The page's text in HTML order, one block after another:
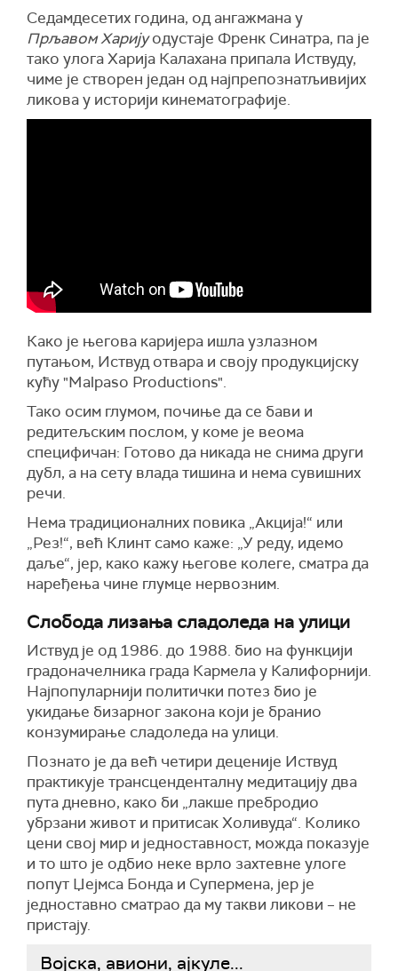
Седамдесетих година, од ангажмана у
Прљавом Харијуодустаје Френк Синатра, па је
тако улога Харија Калахана припала Иствуду,
чиме је створен један од најпрепознатљивијих
ликова у историји кинематографије.
Како је његова каријера ишла узлазном
путањом, Иствуд отвара и своју продукцијску
кућу "Malpaso Productions".
Тако осим глумом, почиње да се бави и
редитељским послом, у коме је веома
специфичан: Готово да никада не снима други
дубл, а на сету влада тишина и нема сувишних
речи.
Нема традиционалних повика „Акција!“ или
„Рез!“, већ Клинт само каже: „У реду, идемо
даље“, јер, како кажу његове колеге, сматра да
наређења чине глумце нервозним.
Слобода лизања сладоледа на улици
Иствуд је од 1986. до 1988. био на функцији
градоначелника града Кармела у Калифорнији.
Најпопуларнији политички потез био је
укидање бизарног закона који је бранио
конзумирање сладоледа на улици.
Познато је да већ четири деценије Иствуд
практикује трансценденталну медитацију два
пута дневно, како би „лакше пребродио
убрзани живот и притисак Холивуда“. Колико
цени свој мир и једноставност, можда показује
и то што је одбио неке врло захтевне улоге
попут Џејмса Бонда и Супермена, јер је
једноставно сматрао да му такви ликови – не
пристају.
Војска, авиони, ајкуле...